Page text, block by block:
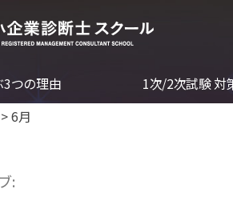
3つの理由 1次/2次試験 対
>6月
: